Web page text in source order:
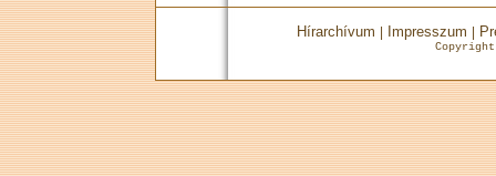
Hírarchívum Impresszum